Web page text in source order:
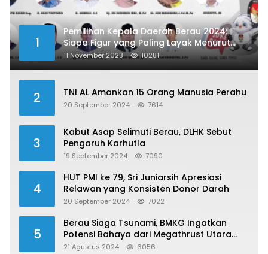
1
Pemilihan Kepala Daerah Berau 2024:
Siapa Figur yang Paling Layak Menurut
Publik?
11 November 2023 10281
2 TNI AL Amankan 15 Orang Manusia Perahu
20 September 2024 7614
3
Kabut Asap Selimuti Berau, DLHK Sebut
Pengaruh Karhutla
19 September 2024 7090
4
HUT PMI ke 79, Sri Juniarsih Apresiasi
Relawan yang Konsisten Donor Darah
20 September 2024 7022
5
Berau Siaga Tsunami, BMKG Ingatkan
Potensi Bahaya dari Megathrust Utara
Sulawesi
21 Agustus 2024 6056